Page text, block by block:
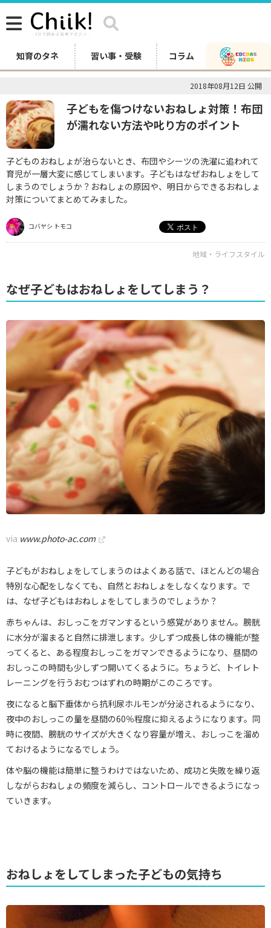
知育のタネ 習い事・受験 コラム
2018年08月12日 公開
子どもを傷つけないおねしょ対策！布団
が濡れない方法や叱り方のポイント
子どものおねしょが治らないとき、布団やシーツの洗濯に追われて
育児が一層大変に感じてしまいます。子どもはなぜおねしょをして
しまうのでしょうか？おねしょの原因や、明日からできるおねしょ
対策についてまとめてみました。
コバヤシ トモコ
地域・ライフスタイル
なぜ子どもはおねしょをしてしまう？
via www.photo-ac.com
子どもがおねしょをしてしまうのはよくある話で、ほとんどの場合
特別な心配をしなくても、自然とおねしょをしなくなります。で
は、なぜ子どもはおねしょをしてしまうのでしょうか？
赤ちゃんは、おしっこをガマンするという感覚がありません。膀胱
に水分が溜まると自然に排泄します。少しずつ成長し体の機能が整
ってくると、ある程度おしっこをガマンできるようになり、昼間の
おしっこの時間も少しずつ開いてくるように。ちょうど、トイレト
レーニングを行うおむつはずれの時期がこのころです。
夜になると脳下垂体から抗利尿ホルモンが分泌されるようになり、
夜中のおしっこの量を昼間の60％程度に抑えるようになります。同
時に夜間、膀胱のサイズが大きくなり容量が増え、おしっこを溜め
ておけるようになるでしょう。
体や脳の機能は簡単に整うわけではないため、成功と失敗を繰り返
しながらおねしょの頻度を減らし、コントロールできるようになっ
ていきます。
おねしょをしてしまった子どもの気持ち